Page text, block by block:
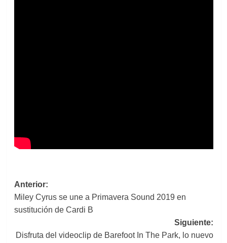
Navegación
de
Anterior:
Miley Cyrus se une a Primavera Sound 2019 en
sustitución de Cardi B
Siguiente:
Disfruta del videoclip de Barefoot In The Park, lo nuevo